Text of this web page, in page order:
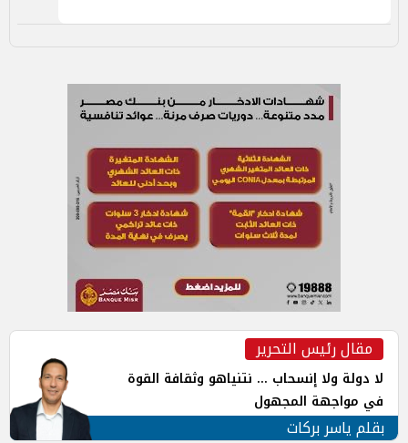
مقال رئيس التحرير
لا دولة ولا إنسحاب ... نتنياهو وثقافة القوة
في مواجهة المجهول
بقلم ياسر بركات